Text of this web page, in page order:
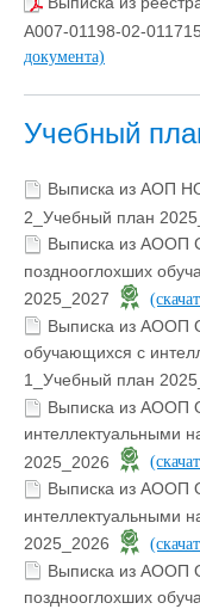
А007-01198-02-
документа)
Учебный
Выписка из АОП
2_Учебный план
Выписка из АООП
позднооглохших
2025_2027
Выписка из АООП
обучающихся с
1_Учебный план
Выписка из АООП
интеллектуальными
2025_2026
Выписка из АООП
интеллектуальными
2025_2026
Выписка из АООП
позднооглохших